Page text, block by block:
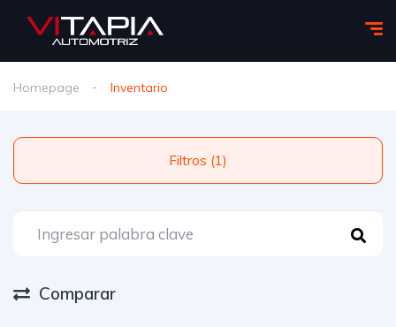
Homepage Inventario
Filtros (1)
Comparar